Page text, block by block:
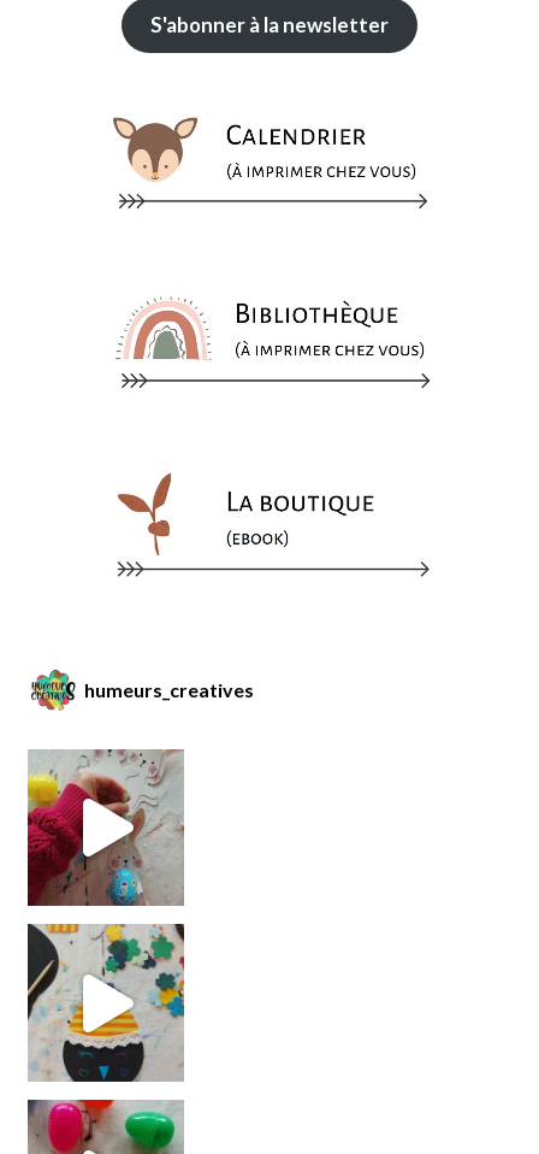
S'abonner à la newsletter
humeurs_creatives